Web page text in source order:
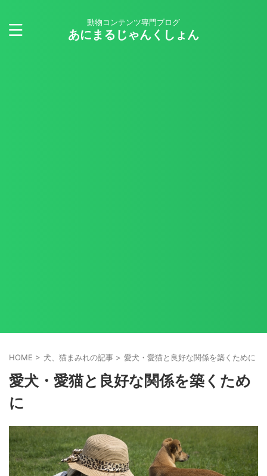
動物コンテンツ専門ブログ
あにまるじゃんくしょん
HOME > 犬、猫まみれの記事 > 愛犬・愛猫と良好な関係を築くために
愛犬・愛猫と良好な関係を築くため
に